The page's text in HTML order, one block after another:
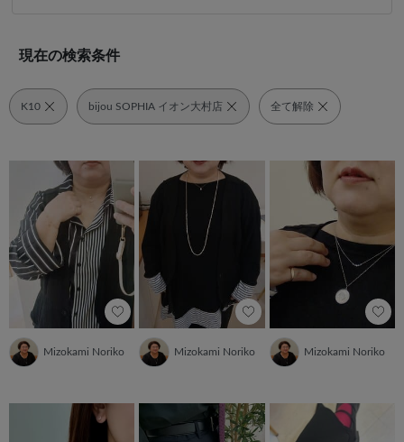
現在の検索条件
K10 bijou SOPHIA イオン大村店 全て解除
Mizokami Noriko Mizokami Noriko Mizokami Noriko